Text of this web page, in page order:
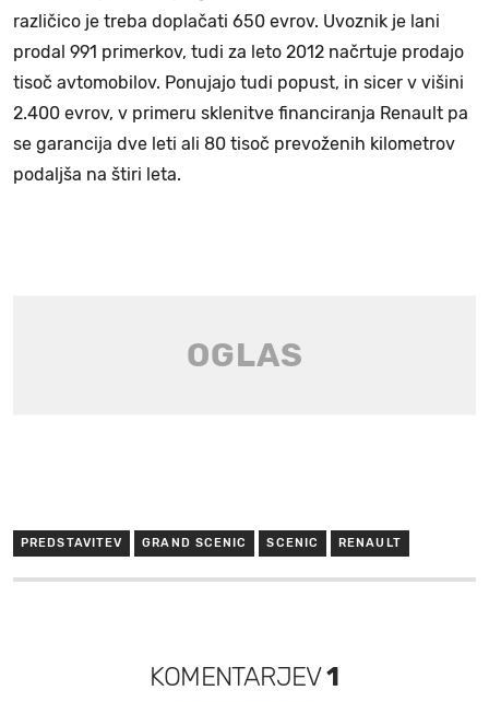
različico je treba doplačati 650 evrov. Uvoznik je lani
prodal 991 primerkov, tudi za leto 2012 načrtuje prodajo
tisoč avtomobilov. Ponujajo tudi popust, in sicer v višini
2.400 evrov, v primeru sklenitve financiranja Renault pa
se garancija dve leti ali 80 tisoč prevoženih kilometrov
podaljša na štiri leta.
PREDSTAVITEV GRAND SCENIC SCENIC RENAULT
KOMENTARJEV1